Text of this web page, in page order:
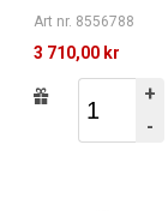
Art nr. 8556788
3 710,00 kr
+
-